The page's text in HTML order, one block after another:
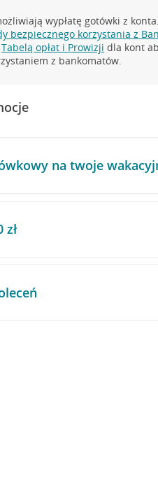
wypłatę gotówki z konta.
bezpiecznego korzystania z
Tabelą opłat i Prowizji dla kont
z bankomatów.
na twoje
zł